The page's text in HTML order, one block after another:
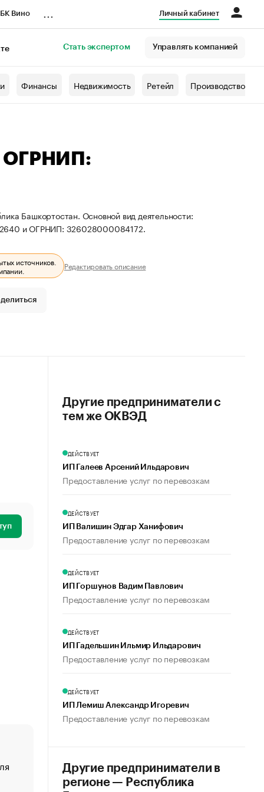
Вино Личный кабинет
Стать экспертом Управлять компанией
Финансы Недвижимость Ретейл Производство
ОГРНИП:
Башкортостан. Основной вид деятельности:
и ОГРНИП: 326028000084172.
источников.
Редактировать описание
«От спорта тело стареет иначе». Как живет глава
создавшей GTA
Другие предприниматели с
тем же ОКВЭД
ДЕЙСТВУЕТ
ИП Галеев Арсений Ильдарович
Предоставление услуг по перевозкам
ДЕЙСТВУЕТ
ИП Валишин Эдгар Ханифович
Предоставление услуг по перевозкам
ДЕЙСТВУЕТ
ИП Горшунов Вадим Павлович
Предоставление услуг по перевозкам
ДЕЙСТВУЕТ
ИП Гадельшин Ильмир Ильдарович
Предоставление услуг по перевозкам
ДЕЙСТВУЕТ
ИП Лемиш Александр Игоревич
Предоставление услуг по перевозкам
Другие предприниматели в
регионе — Республика